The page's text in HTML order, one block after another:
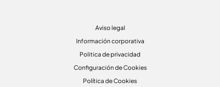
Aviso legal
Información corporativa
Politica de privacidad
Configuración de Cookies
Política de Cookies